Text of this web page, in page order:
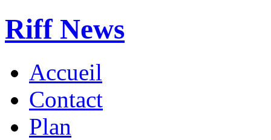
Riff News
Accueil
Contact
Plan